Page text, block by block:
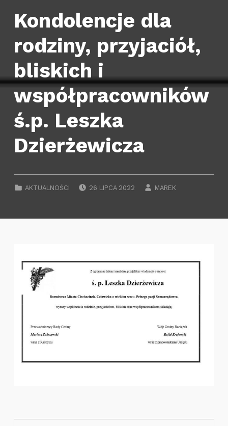
Kondolencje dla
rodziny, przyjaciół,
bliskich i
współpracowników
ś.p. Leszka
Dzierżewicza
CATEGORIZED IN:
AKTUALNOŚCI 26 LIPCA 2022 MAREK
Skip back to main navigation
Nawigacja wpisu